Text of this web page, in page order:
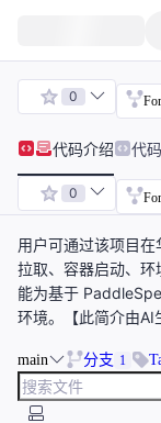
0
代码介绍 代码
0
用户可通过该项目
拉取、容器启动、
能为基于
环境。【此简介由AI
main 分支 1